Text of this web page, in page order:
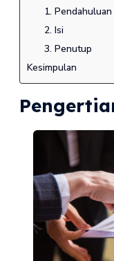
1. Pendahuluan
2. Isi
3. Penutup
Kesimpulan